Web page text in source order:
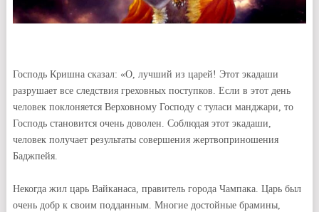
Господь Кришна сказал: «О, лучший из царей! Этот экадаши
разрушает все следствия греховных поступков. Если в этот день
человек поклоняется Верховному Господу с туласи манджари, то
Господь становится очень доволен. Соблюдая этот экадаши,
человек получает результаты совершения жертвоприношения
Баджпейя.
Некогда жил царь Вайканаса, правитель города Чампака. Царь был
очень добр к своим подданным. Многие достойные брамины,